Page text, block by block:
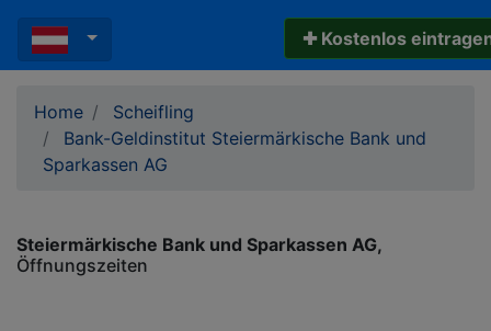
✚ Kostenlos
Home
Scheifling
Bank-Geldinstitut Steiermärkische Bank und
Sparkassen AG
Steiermärkische Bank und Sparkassen AG
Öffnungszeiten